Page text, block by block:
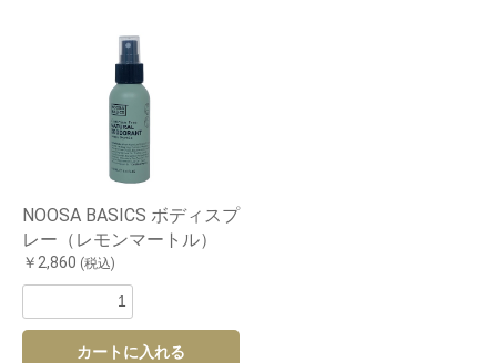
NOOSA BASICS ボディスプ
レー（レモンマートル）
￥2,860 (税込)
カートに入れる
お買い物を続ける